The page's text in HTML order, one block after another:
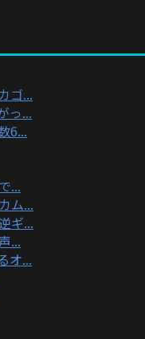
ゴ...
っ...
6...
...
ム...
ギ...
...
オ...